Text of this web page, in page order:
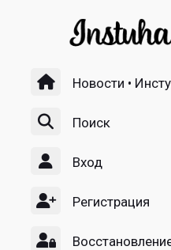
Новости •
Поиск
Вход
Регистрация